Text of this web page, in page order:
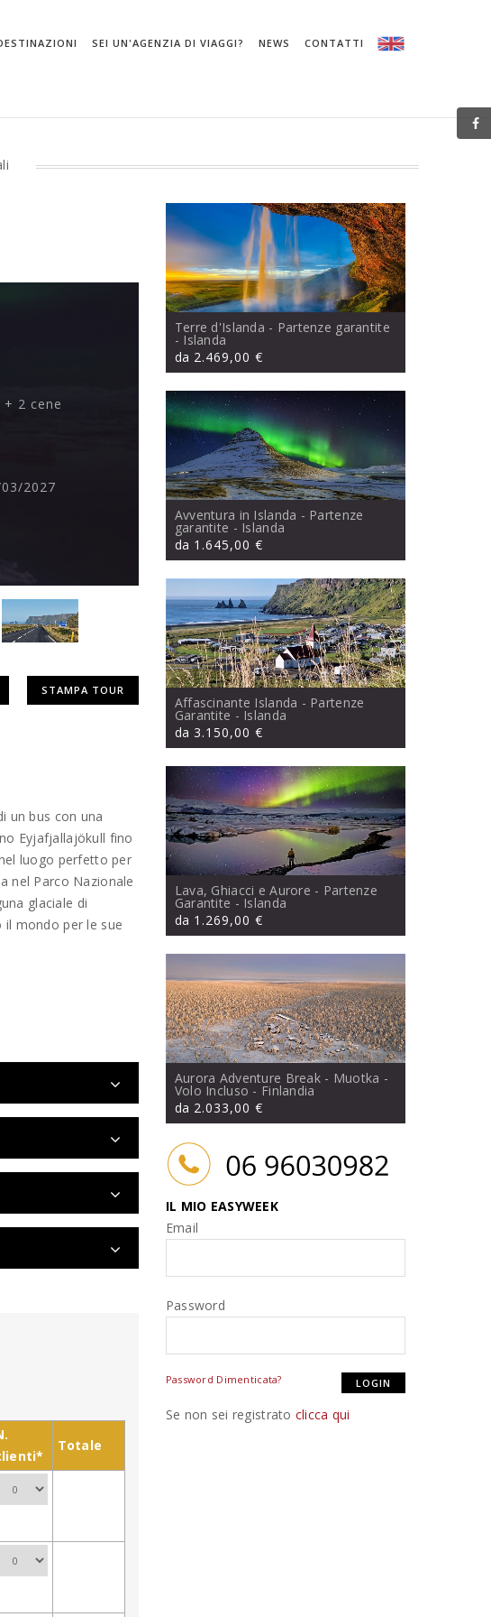
SEI UN'AGENZIA DI VIAGGI? NEWS CONTATTI
2 cene
2027
STAMPA TOUR
un bus con una
Eyjafjallajökull fino
luogo perfetto per
nel Parco Nazionale
glaciale di
il mondo per le sue
Totale
Terre d'Islanda - Partenze garantite
- Islanda
da 2.469,00 €
Avventura in Islanda - Partenze
garantite - Islanda
da 1.645,00 €
Affascinante Islanda - Partenze
Garantite - Islanda
da 3.150,00 €
Lava, Ghiacci e Aurore - Partenze
Garantite - Islanda
da 1.269,00 €
Aurora Adventure Break - Muotka -
Volo Incluso - Finlandia
da 2.033,00 €
IL MIO EASYWEEK
Email
Password
Password Dimenticata?
Se non sei registrato clicca qui